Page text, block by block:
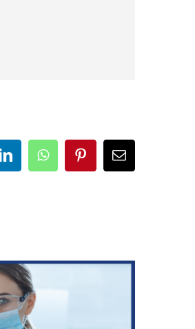
LinkedInWhatsAppPinterestCorreo
electrónico